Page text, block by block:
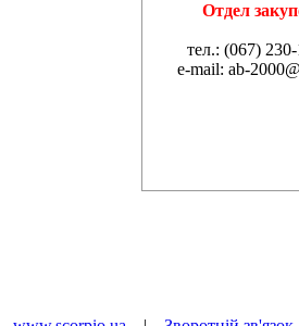
Отдел
тел.: (067)
e-mail: ab-